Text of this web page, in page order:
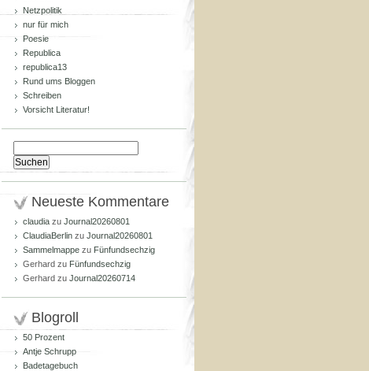
Netzpolitik
nur für mich
Poesie
Republica
republica13
Rund ums Bloggen
Schreiben
Vorsicht Literatur!
nach:
Neueste Kommentare
claudia zu Journal20260801
ClaudiaBerlin zu Journal20260801
Sammelmappe zu Fünfundsechzig
Gerhard zu Fünfundsechzig
Gerhard zu Journal20260714
Blogroll
50 Prozent
Antje Schrupp
Badetagebuch